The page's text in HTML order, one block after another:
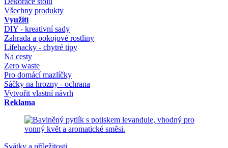
Všechny produkty
Využití
DIY - kreativní sady
Zahrada a pokojové rostliny
Lifehacky - chytré tipy
Na cesty
Zero waste
Pro domácí mazlíčky
Sáčky na hrozny - ochrana
Vytvořit vlastní návrh
Reklama
Svátky a příležitosti